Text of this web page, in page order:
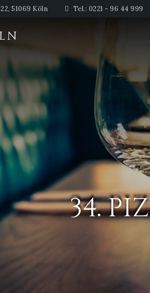
51069 Köln Tel.: 0221 - 96 44 999
34.